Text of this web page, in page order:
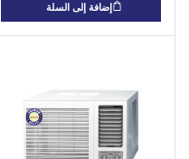
إضافة إلى السلة